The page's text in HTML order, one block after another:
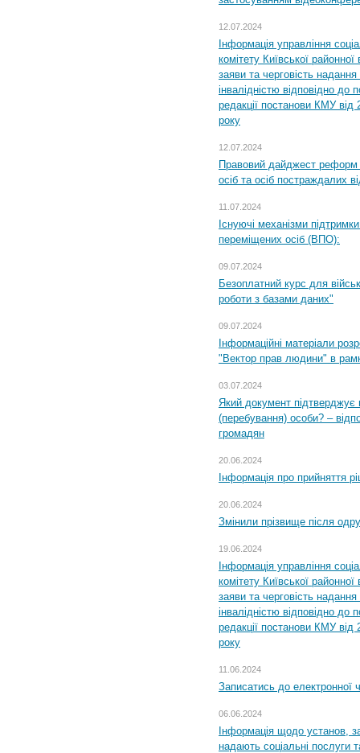
12.07.2024
Інформація управління
комітету Київської
заяви та черговість надання
інвалідністю відповідно
редакції постанови КМУ
року
12.07.2024
Правовий дайджест реформ
осіб та осіб постраждалих
11.07.2024
Існуючі механізми
переміщених осіб (ВПО):
09.07.2024
Безоплатний курс для
роботи з базами даних"
09.07.2024
Інформаційні матеріали
"Вектор прав людини" в
03.07.2024
Який документ підтверджує
(перебування) особи? –
громадян
20.06.2024
Інформація про прийняття
20.06.2024
Змінили прізвище після
19.06.2024
Інформація управління
комітету Київської
заяви та черговість надання
інвалідністю відповідно
редакції постанови КМУ
року
11.06.2024
Записатись до електронної
06.06.2024
Інформація щодо установ,
надають соціальні послуги